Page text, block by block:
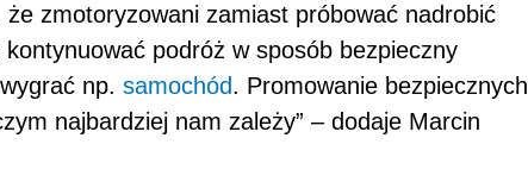
zmotoryzowani zamiast próbować nadrobić
podróż w sposób bezpieczny
np. samochód. Promowanie bezpiecznych
najbardziej nam zależy” – dodaje Marcin